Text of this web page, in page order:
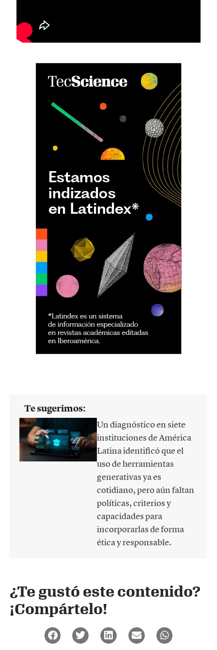
Te sugerimos:
Un diagnóstico en siete
instituciones de América
Latina identificó que el
uso de herramientas
generativas ya es
cotidiano, pero aún faltan
políticas, criterios y
capacidades para
incorporarlas de forma
ética y responsable.
¿Te gustó este contenido?
¡Compártelo!